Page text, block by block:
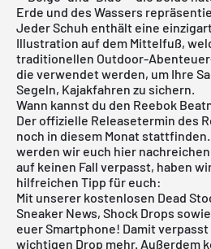
Erde und des Wassers
Jeder Schuh enthält eine
Illustration auf dem Mittelfuß,
traditionellen Outdoor-
die verwendet werden, um Ihre
Segeln, Kajakfahren zu sichern.
Wann kannst du den Reebok
Der offizielle Releasetermin des
noch in diesem Monat
werden wir euch hier
auf keinen Fall verpasst, haben
hilfreichen Tipp für euch:
Mit unserer kostenlosen Dead
Sneaker News, Shock Drops
euer Smartphone! Damit
wichtigen Drop mehr. Außerdem